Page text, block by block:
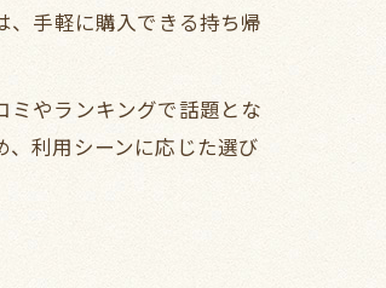
、手軽に購入できる持ち帰
ミやランキングで話題とな
利用シーンに応じた選び